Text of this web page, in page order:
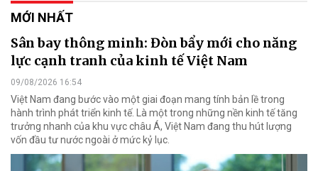
MỚI NHẤT
Sân bay thông minh: Đòn bẩy mới cho năng
lực cạnh tranh của kinh tế Việt Nam
09/08/2026 16:54
Việt Nam đang bước vào một giai đoạn mang tính bản lề trong
hành trình phát triển kinh tế. Là một trong những nền kinh tế tăng
trưởng nhanh của khu vực châu Á, Việt Nam đang thu hút lượng
vốn đầu tư nước ngoài ở mức kỷ lục.